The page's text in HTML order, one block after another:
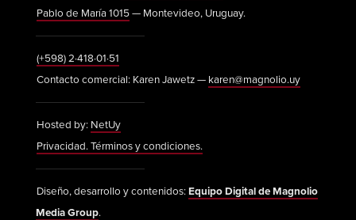
Pablo de María 1015— Montevideo, Uruguay.
(+598) 2·418·01·51
Contacto comercial: Karen Jawetz — karen@magnolio.uy
Hosted by: NetUy
Privacidad. Términos y condiciones.
Diseño, desarrollo y contenidos:Equipo Digital de Magnolio
Media Group.